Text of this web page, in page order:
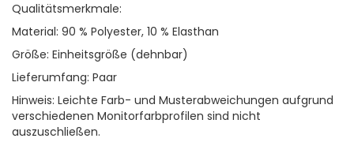
Qualitätsmerkmale:
Material: 90 % Polyester, 10 % Elasthan
Größe: Einheitsgröße (dehnbar)
Lieferumfang: Paar
Hinweis: Leichte Farb- und Musterabweichungen aufgrund
verschiedenen Monitorfarbprofilen sind nicht
auszuschließen.